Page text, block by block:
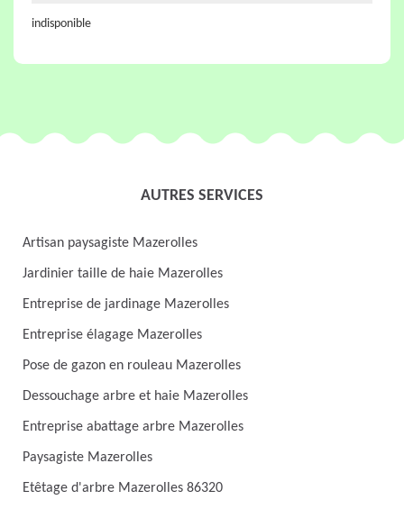
indisponible
AUTRES SERVICES
Artisan paysagiste Mazerolles
Jardinier taille de haie Mazerolles
Entreprise de jardinage Mazerolles
Entreprise élagage Mazerolles
Pose de gazon en rouleau Mazerolles
Dessouchage arbre et haie Mazerolles
Entreprise abattage arbre Mazerolles
Paysagiste Mazerolles
Etêtage d'arbre Mazerolles 86320